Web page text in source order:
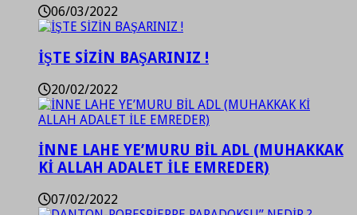
06/03/2022
İŞTE SİZİN BAŞARINIZ !
20/02/2022
İNNE LAHE YE’MURU BİL ADL (MUHAKKAK
Kİ ALLAH ADALET İLE EMREDER)
07/02/2022